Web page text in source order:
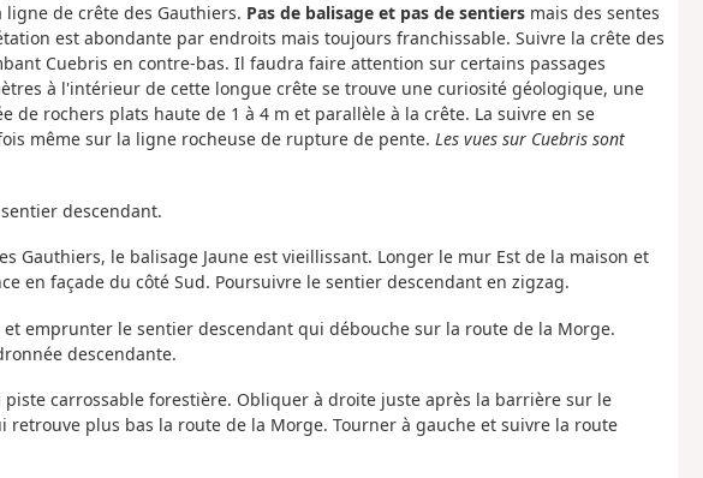
de crête des Gauthiers. Pas de balisage et pas de sentiersmais des sentes
est abondante par endroits mais toujours franchissable. Suivre la crête des
Cuebris en contre-bas. Il faudra faire attention sur certains passages
à l'intérieur de cette longue crête se trouve une curiosité géologique, une
de rochers plats haute de 1 à 4 m et parallèle à la crête. La suivre en se
même sur la ligne rocheuse de rupture de pente. Les vues sur Cuebris sont
descendant.
Gauthiers, le balisage Jaune est vieillissant. Longer le mur Est de la maison et
en façade du côté Sud. Poursuivre le sentier descendant en zigzag.
emprunter le sentier descendant qui débouche sur la route de la Morge.
descendante.
carrossable forestière. Obliquer à droite juste après la barrière sur le
retrouve plus bas la route de la Morge. Tourner à gauche et suivre la route